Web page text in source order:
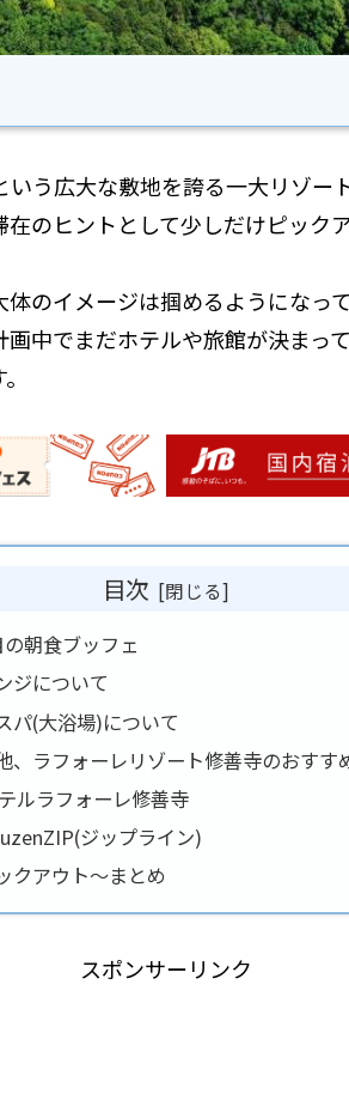
いう広大な敷地を誇る一大リゾー
のヒントとして少しだけピック
のイメージは掴めるようになっ
中でまだホテルや旅館が決まっ
目次
朝食ブッフェ
ジについて
パ(大浴場)について
、ラフォーレリゾート修善寺のおすす
ルラフォーレ修善寺
ジップライン)
クアウト～まとめ
スポンサーリンク